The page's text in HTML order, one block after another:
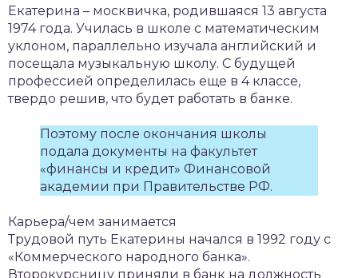
Екатерина – москвичка, родившаяся 13 августа
1974 года. Училась в школе с математическим
уклоном, параллельно изучала английский и
посещала музыкальную школу. С будущей
профессией определилась еще в 4 классе,
твердо решив, что будет работать в банке.
Поэтому после окончания школы
подала документы на факультет
«финансы и кредит» Финансовой
академии при Правительстве РФ.
Карьера/чем занимается
Трудовой путь Екатерины начался в 1992 году с
«Коммерческого народного банка».
Второкурсницу приняли в банк на должность